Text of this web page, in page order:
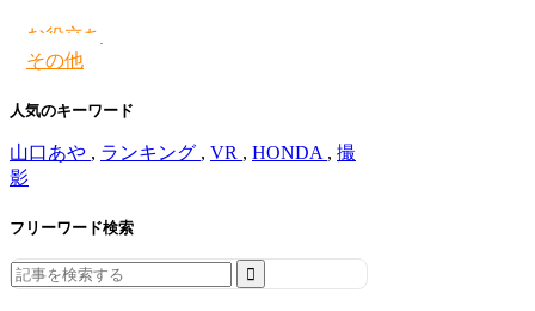
お役立ち
その他
人気のキーワード
山口あや , ランキング , VR , HONDA , 撮
影
フリーワード検索
Search
for: